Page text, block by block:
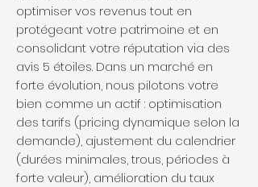
optimiser vos revenus tout en
protégeant votre patrimoine et en
consolidant votre réputation via des
avis 5 étoiles. Dans un marché en
forte évolution, nous pilotons votre
bien comme un actif : optimisation
des tarifs (pricing dynamique selon la
demande), ajustement du calendrier
(durées minimales, trous, périodes à
forte valeur), amélioration du taux